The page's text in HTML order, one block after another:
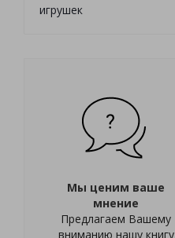
игрушек
Мы ценим ваше
мнение
Предлагаем Вашему
вниманию нашу книгу